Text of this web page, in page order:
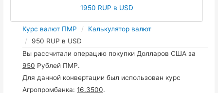
1950 RUP в USD
Курс валют ПМР
Калькулятор валют
950 RUP в USD
Вы рассчитали операцию покупки Долларов США за
950 Рублей ПМР.
Для данной конвертации был использован курс
Агропромбанка:16.3500.